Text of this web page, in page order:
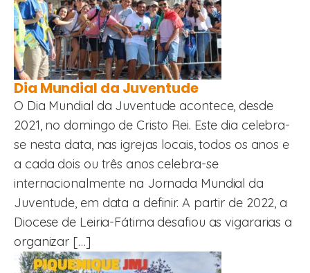
Dia Mundial da Juventude
O Dia Mundial da Juventude acontece, desde
2021, no domingo de Cristo Rei. Este dia celebra-
se nesta data, nas igrejas locais, todos os anos e
a cada dois ou três anos celebra-se
internacionalmente na Jornada Mundial da
Juventude, em data a definir. A partir de 2022, a
Diocese de Leiria-Fátima desafiou as vigararias a
organizar […]